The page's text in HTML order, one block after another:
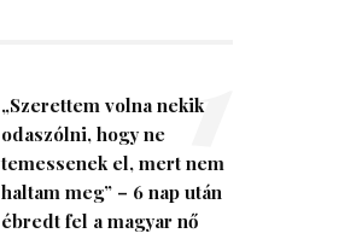
„Szerettem volna nekik
odaszólni, hogy ne
temessenek el, mert nem
haltam meg” – 6 nap után
ébredt fel a magyar nő
1